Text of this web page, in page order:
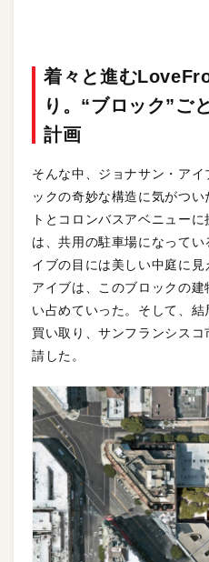
着々と進む
り。“ブロック”ご
計画
そんな中、ジョナサン・ア
ックの奇妙な構造に気がつ
トとコロンバスアベニュー
は、共用の駐車場になって
イブの目には美しい中庭に見
アイブは、このブロックの
い占めていった。そして、
買い取り、サンフランシス
請した。